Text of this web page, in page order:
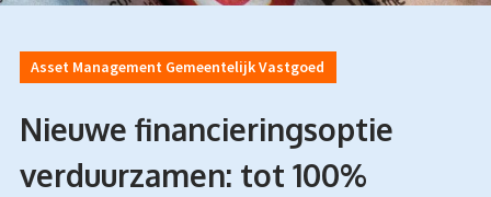
Asset Management Gemeentelijk Vastgoed
Nieuwe financieringsoptie
verduurzamen: tot 100%